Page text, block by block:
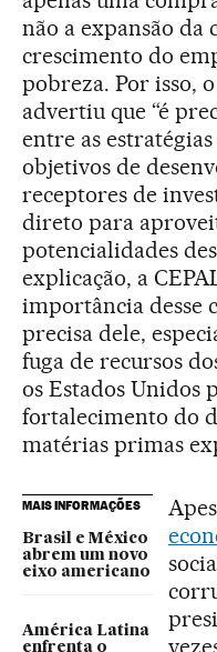
não a expansão da
crescimento do
pobreza. Por isso,
advertiu que “é
entre as
objetivos de
receptores de
direto para
potencialidades
explicação, a
importância desse
precisa dele,
fuga de recursos
os Estados Unidos
fortalecimento do
matérias primas
MAIS INFORMAÇÕES
Brasil e México
abrem um novo
eixo americano
América Latina
enfrenta o